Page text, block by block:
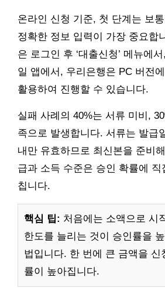
온라인 신청 기준, 첫 단계는 보
정확한 정보 입력이 가장 중요합
은 로그인 후 ‘대출신청’ 메뉴에
일 앱에서, 우리은행은 PC 버전
활용하여 진행할 수 있습니다.
실패 사례의 40%는 서류 미비,
족으로 발생합니다. 서류는 발급
내만 유효하므로 최신본을 준비
급과 소득 수준은 승인 확률에 직
칩니다.
핵심 팁: 처음에는 소액으로 시
한도를 늘리는 것이 승인률을
법입니다. 한 번에 큰 금액을 신
률이 높아집니다.